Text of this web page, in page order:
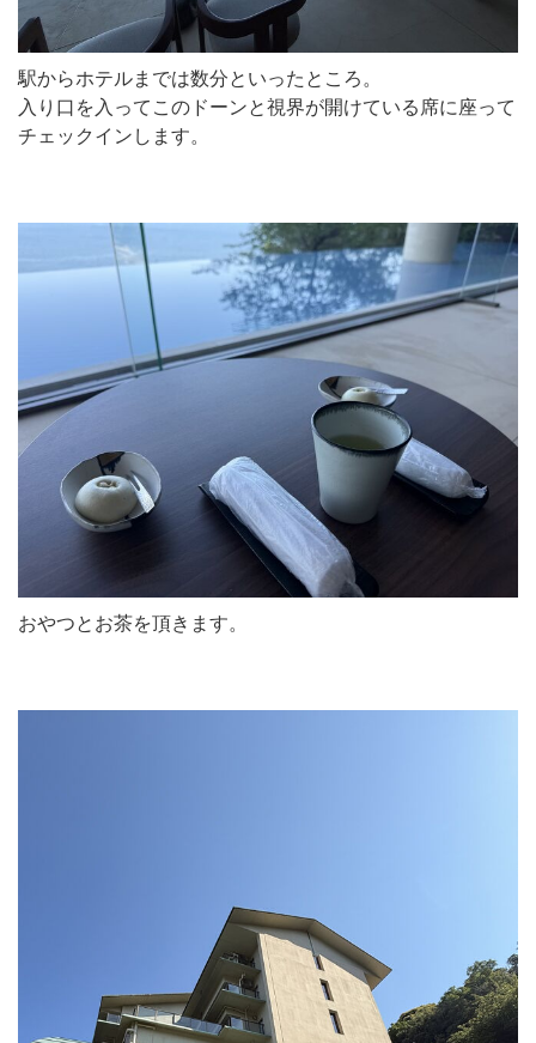
駅からホテルまでは数分といったところ。
入り口を入ってこのドーンと視界が開けている席に座って
チェックインします。
おやつとお茶を頂きます。